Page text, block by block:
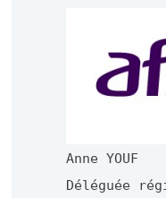
Anne YOUF
Déléguée